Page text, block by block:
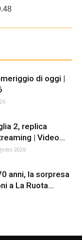
di oggi |
2, replica
| Video...
2026
anni, la sorpresa
a La Ruota...